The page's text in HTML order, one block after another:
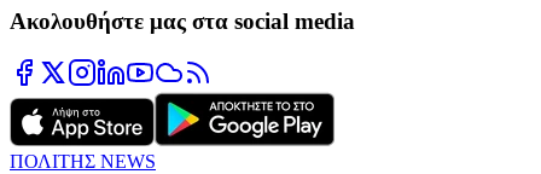
Ακολουθήστε μας στα social media
ΠΟΛΙΤΗΣ NEWS